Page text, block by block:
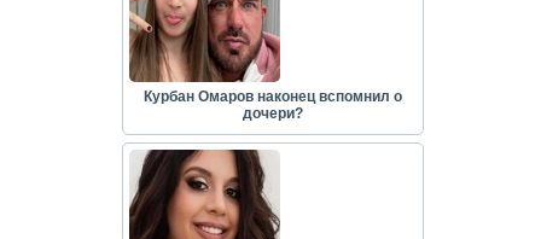
Курбан Омаров наконец вспомнил о
дочери?